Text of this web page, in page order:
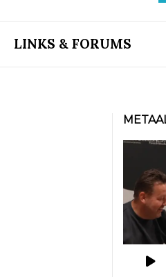
LINKS & FORUMS